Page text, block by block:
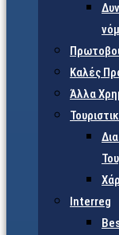
Καλές
Άλλα
Interreg